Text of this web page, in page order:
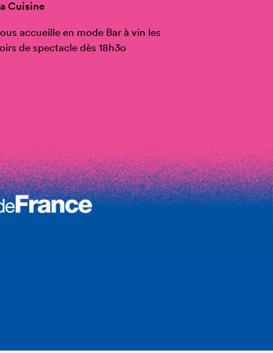
Cuisine
accueille en mode Bar à vin les
de spectacle dès 18h3o